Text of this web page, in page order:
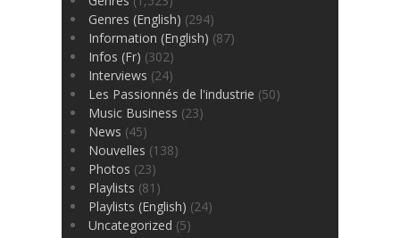
Genres (English) (294)
Information (English) (87)
Infos (Fr) (302)
Interviews (24)
Les Passionnés de l'industrie (50)
Music Business (23)
News (45)
Nouvelles (138)
Photos (23)
Playlists (81)
Playlists (English) (24)
Uncategorized (5)